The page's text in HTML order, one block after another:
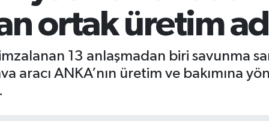
ortak üretim
13 anlaşmadan biri savunma
aracı ANKA’nın üretim ve bakımına